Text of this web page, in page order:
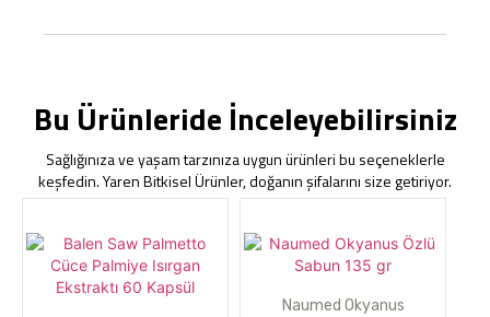
Bu Ürünleride İnceleyebilirsiniz
Sağlığınıza ve yaşam tarzınıza uygun ürünleri bu seçeneklerle
keşfedin. Yaren Bitkisel Ürünler, doğanın şifalarını size getiriyor.
Naumed Okyanus